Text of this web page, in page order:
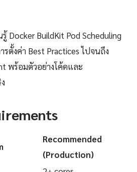
Docker BuildKit Pod Scheduling
ตั้งค่า Best Practices ไปจนถึง
พร้อมตัวอย่างโค้ดและ
Recommended
(Production)